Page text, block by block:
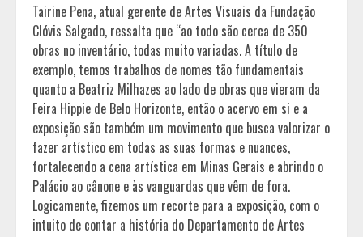
Tairine Pena, atual gerente de Artes Visuais da Fundação
Clóvis Salgado, ressalta que “ao todo são cerca de 350
obras no inventário, todas muito variadas. A título de
exemplo, temos trabalhos de nomes tão fundamentais
quanto a Beatriz Milhazes ao lado de obras que vieram da
Feira Hippie de Belo Horizonte, então o acervo em si e a
exposição são também um movimento que busca valorizar o
fazer artístico em todas as suas formas e nuances,
fortalecendo a cena artística em Minas Gerais e abrindo o
Palácio ao cânone e às vanguardas que vêm de fora.
Logicamente, fizemos um recorte para a exposição, com o
intuito de contar a história do Departamento de Artes